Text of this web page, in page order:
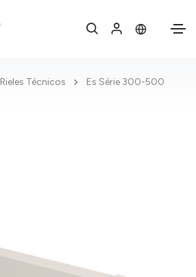
Rieles Técnicos Es Série 300-500